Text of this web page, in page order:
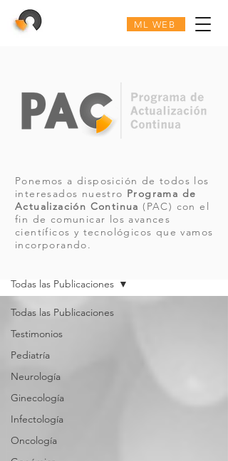
ML WEB
Todas las Publicaciones
Testimonios
Pediatría
Neurología
Ginecología
Infectología
Oncología
Todas las Publicaciones
Ponemos a disposición de todos los
interesados nuestro Programa de
Actualización Continua (PAC) con el
fin de comunicar los avances
científicos y tecnológicos que vamos
incorporando.